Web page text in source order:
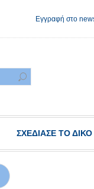
Εγγραφή στο
ΣΧΕΔΊΑΣΕ ΤΟ